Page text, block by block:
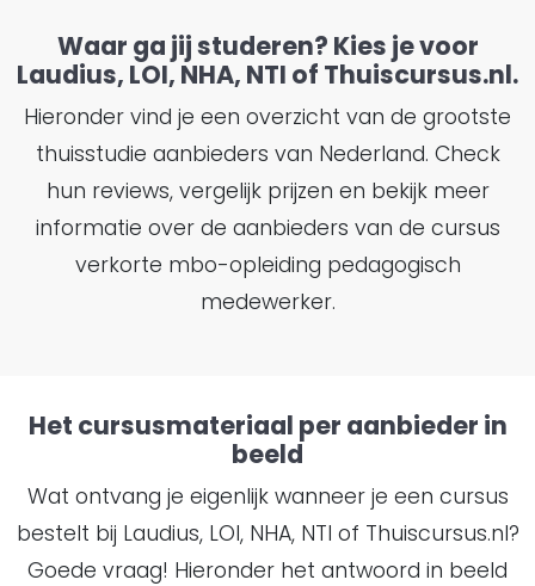
Waar ga jij studeren? Kies je voor
Laudius, LOI, NHA, NTI of Thuiscursus.nl.
Hieronder vind je een overzicht van de grootste
thuisstudie aanbieders van Nederland. Check
hun reviews, vergelijk prijzen en bekijk meer
informatie over de aanbieders van de cursus
verkorte mbo-opleiding pedagogisch
medewerker.
Het cursusmateriaal per aanbieder in
beeld
Wat ontvang je eigenlijk wanneer je een cursus
bestelt bij Laudius, LOI, NHA, NTI of Thuiscursus.nl?
Goede vraag! Hieronder het antwoord in beeld